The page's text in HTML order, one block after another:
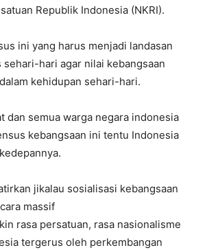
Republik Indonesia (NKRI).
ini yang harus menjadi landasan
hari agar nilai kebangsaan
kehidupan sehari-hari.
dan semua warga negara indonesia
kebangsaan ini tentu Indonesia
jikalau sosialisasi kebangsaan
massif
rasa persatuan, rasa nasionalisme
tergerus oleh perkembangan